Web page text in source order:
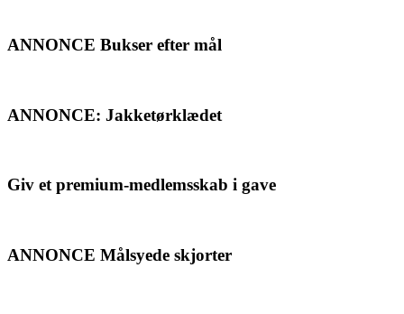
ANNONCE Bukser efter mål
ANNONCE: Jakketørklædet
Giv et premium-medlemsskab i gave
ANNONCE Målsyede skjorter